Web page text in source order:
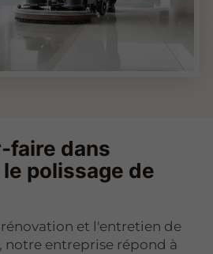
faire dans
polissage de
rénovation et l'entretien de
notre entreprise répond à